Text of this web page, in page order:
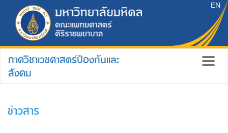
EN
ภาควิชาเวชศาสตร์ป้องกันและ
สังคม
ข่าวสาร